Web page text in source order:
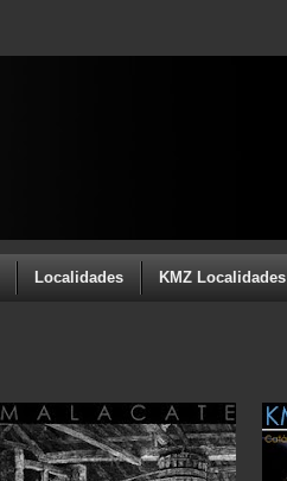
Localidades KMZ Localidades